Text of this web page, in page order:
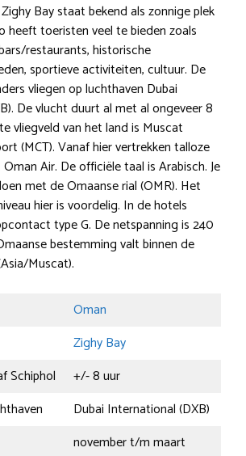
Bay staat bekend als zonnige plek
heeft toeristen veel te bieden zoals
restaurants, historische
sportieve activiteiten, cultuur. De
vliegen op luchthaven Dubai
De vlucht duurt al met al ongeveer 8
vliegveld van het land is Muscat
(MCT). Vanaf hier vertrekken talloze
Air. De officiële taal is Arabisch. Je
met de Omaanse rial (OMR). Het
hier is voordelig. In de hotels
type G. De netspanning is 240
bestemming valt binnen de
Muscat).
Oman
Zighy Bay
Schiphol
+/- 8 uur
Dubai International (DXB)
november t/m maart